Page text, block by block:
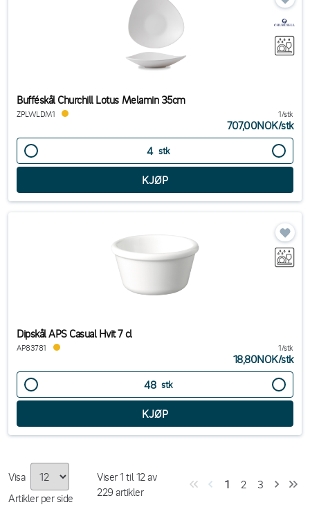
Bufféskål Churchill Lotus Melamin 35cm
ZPLWLDM1 1/stk
707,00NOK/stk
stk
Dipskål APS Casual Hvit 7 cl
AP83781 1/stk
18,80NOK/stk
stk
Visa
Artikler per side
Viser1 til12av
229 artikler
1 2 3